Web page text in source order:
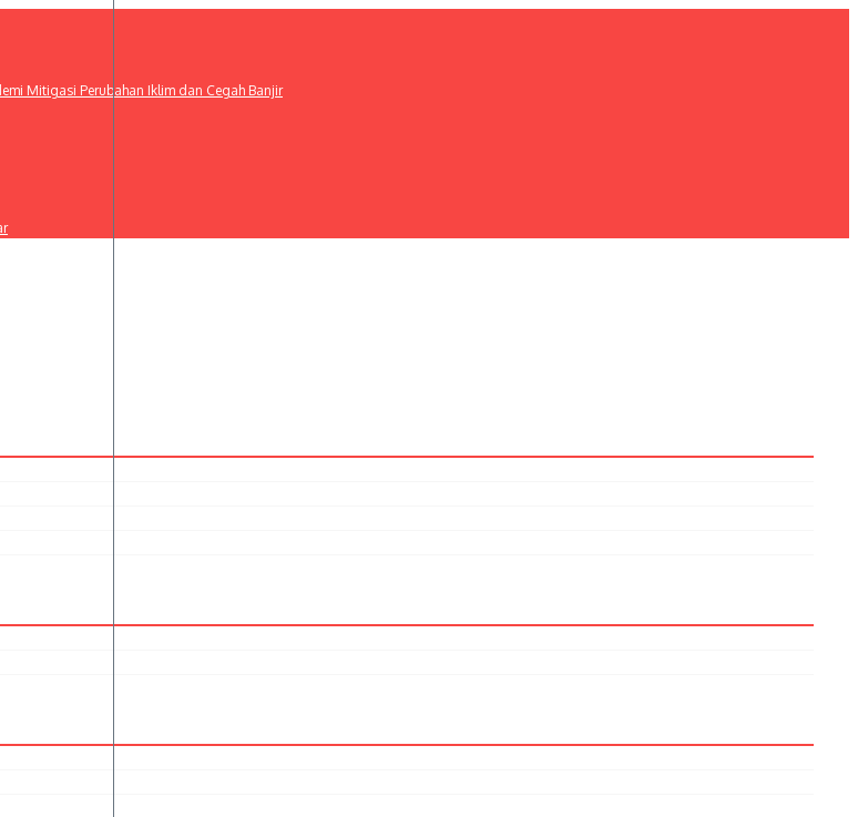
Mitigasi Perubahan Iklim dan Cegah Banjir